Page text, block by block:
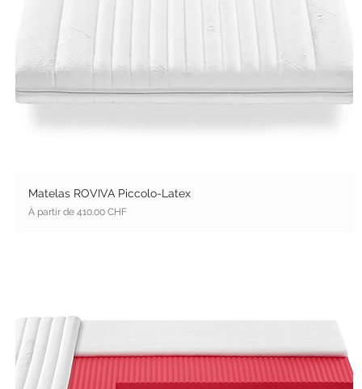
Matelas ROVIVA Piccolo-Latex
À partir de410.00 CHF
Prix promotionnel